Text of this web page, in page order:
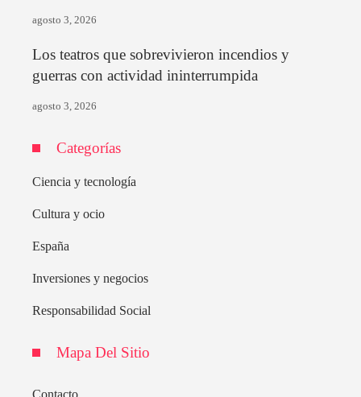
agosto 3, 2026
Los teatros que sobrevivieron incendios y
guerras con actividad ininterrumpida
agosto 3, 2026
Categorías
Ciencia y tecnología
Cultura y ocio
España
Inversiones y negocios
Responsabilidad Social
Mapa Del Sitio